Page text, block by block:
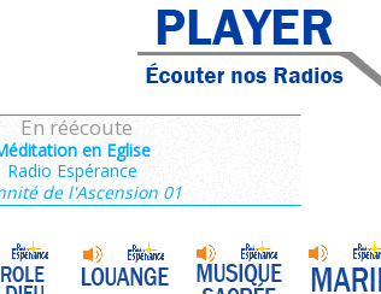
En réécoute
en Eglise
Radio Espérance
de l'Ascension 01
37/106
6/7 - Vendredi + Saint Sixte II